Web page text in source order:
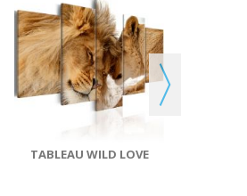
TABLEAU WILD LOVE